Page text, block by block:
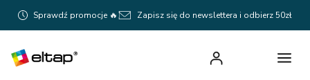
Sprawdź promocje 🔥 Zapisz się do newslettera i odbierz 50zł